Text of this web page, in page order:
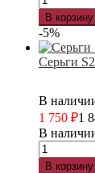
В корзину
-5%
Серьги
В
1 750 ₽1
В
В корзину